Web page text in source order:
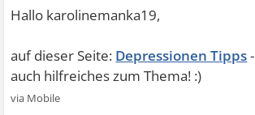
Depressionen Tipps